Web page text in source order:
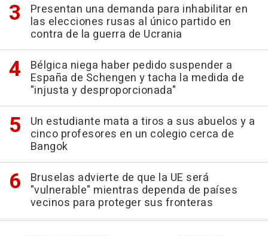
Presentan una demanda para inhabilitar en
las elecciones rusas al único partido en
contra de la guerra de Ucrania
Bélgica niega haber pedido suspender a
España de Schengen y tacha la medida de
"injusta y desproporcionada"
Un estudiante mata a tiros a sus abuelos y a
cinco profesores en un colegio cerca de
Bangok
Bruselas advierte de que la UE será
"vulnerable" mientras dependa de países
vecinos para proteger sus fronteras